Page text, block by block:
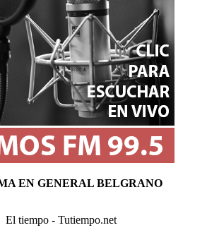
EN GENERAL BELGRANO
El tiempo - Tutiempo.net